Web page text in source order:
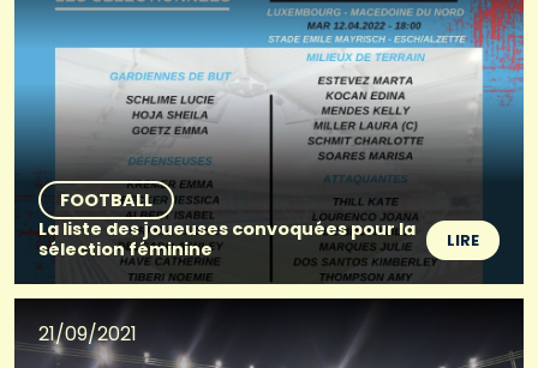
FOOTBALL
La liste des joueuses convoquées pour la
sélection féminine
LIRE
21/09/2021